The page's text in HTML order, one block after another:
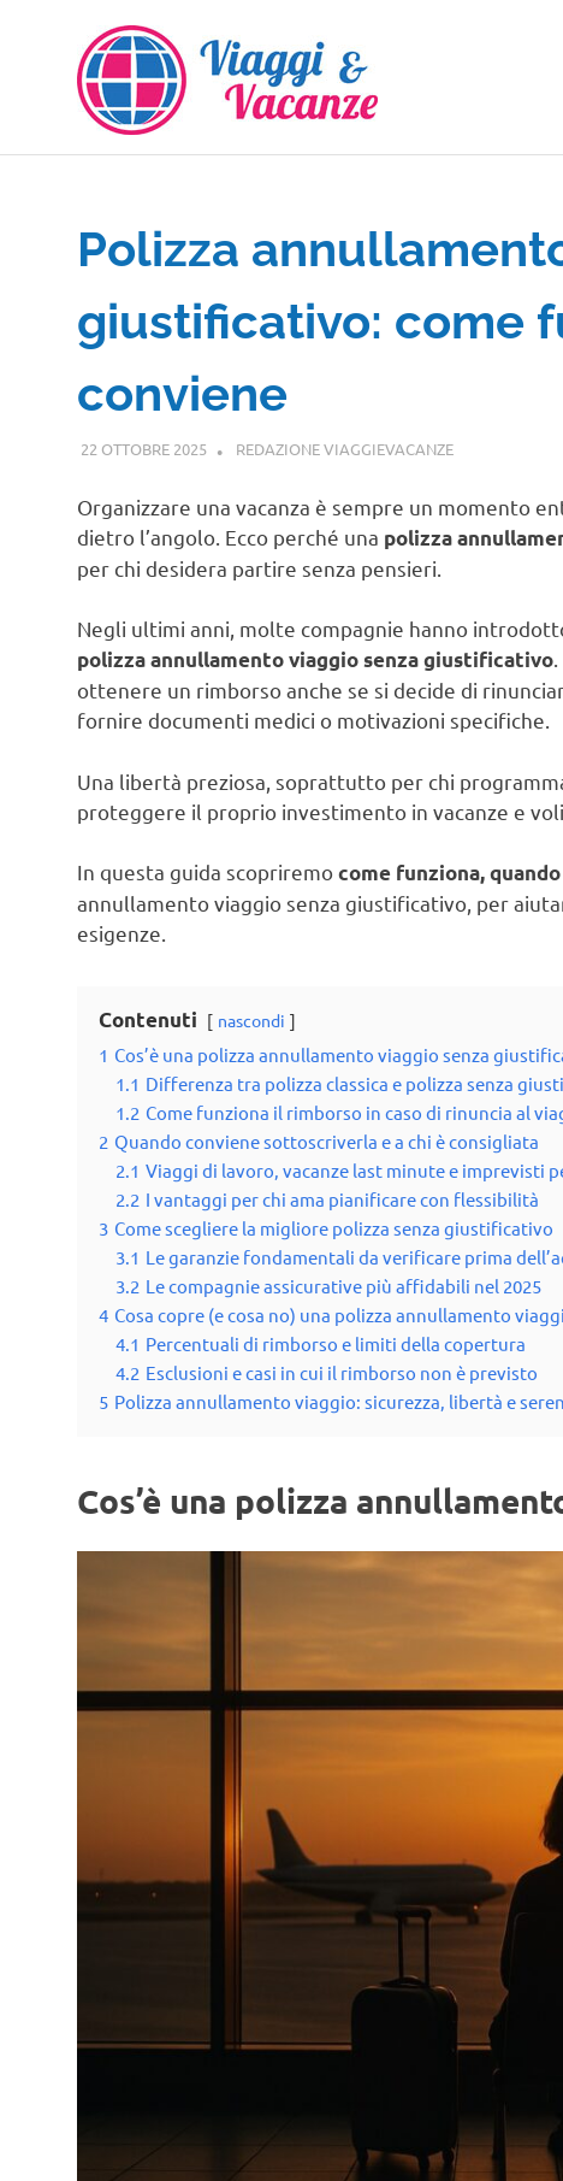
contenuto
Polizza
giustificativo: come
conviene
22 OTTOBRE 2025 REDAZIONE VIAGGIEVACANZEGUIDE
Organizzare una vacanza è sempre un momento
dietro l’angolo. Ecco perché una polizza
per chi desidera partire senza pensieri.
Negli ultimi anni, molte compagnie hanno
polizza annullamento viaggio senza giustificativo
ottenere un rimborso anche se si decide di
fornire documenti medici o motivazioni specifiche.
Una libertà preziosa, soprattutto per chi
proteggere il proprio investimento in vacanze e voli.
In questa guida scopriremocome funziona,
annullamento viaggio senza giustificativo, per
esigenze.
Contenuti nascondi
1 Cos’è una polizza annullamento viaggio senza
1.1 Differenza tra polizza classica e polizza senza
1.2 Come funziona il rimborso in caso di rinuncia al
2 Quando conviene sottoscriverla e a chi è consigliata
2.1 Viaggi di lavoro, vacanze last minute e imprevisti
2.2 I vantaggi per chi ama pianificare con flessibilità
3 Come scegliere la migliore polizza senza giustificativo
3.1 Le garanzie fondamentali da verificare prima
3.2 Le compagnie assicurative più affidabili nel 2025
4 Cosa copre (e cosa no) una polizza annullamento
4.1 Percentuali di rimborso e limiti della copertura
4.2 Esclusioni e casi in cui il rimborso non è previsto
5 Polizza annullamento viaggio: sicurezza, libertà e
Cos’è una polizza